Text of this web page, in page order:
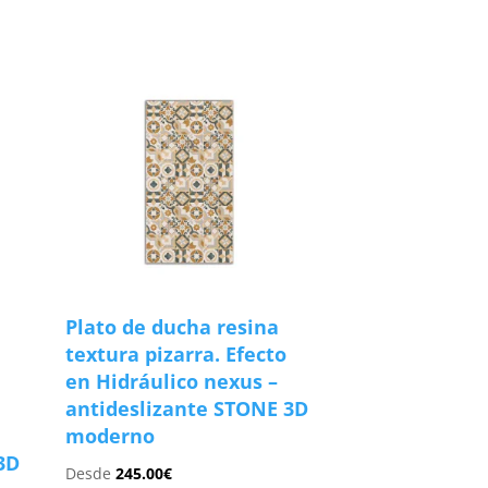
Plato de ducha resina
textura pizarra. Efecto
en Hidráulico nexus –
antideslizante STONE 3D
moderno
Desde245.00€